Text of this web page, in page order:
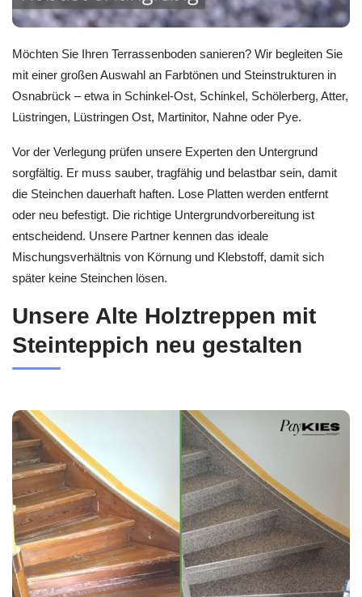
Möchten Sie Ihren Terrassenboden sanieren? Wir begleiten Sie
mit einer großen Auswahl an Farbtönen und Steinstrukturen in
Osnabrück – etwa in Schinkel-Ost, Schinkel, Schölerberg, Atter,
Lüstringen, Lüstringen Ost, Martinitor, Nahne oder Pye.
Vor der Verlegung prüfen unsere Experten den Untergrund
sorgfältig. Er muss sauber, tragfähig und belastbar sein, damit
die Steinchen dauerhaft haften. Lose Platten werden entfernt
oder neu befestigt. Die richtige Untergrundvorbereitung ist
entscheidend. Unsere Partner kennen das ideale
Mischungsverhältnis von Körnung und Klebstoff, damit sich
später keine Steinchen lösen.
Unsere Alte Holztreppen mit
Steinteppich neu gestalten